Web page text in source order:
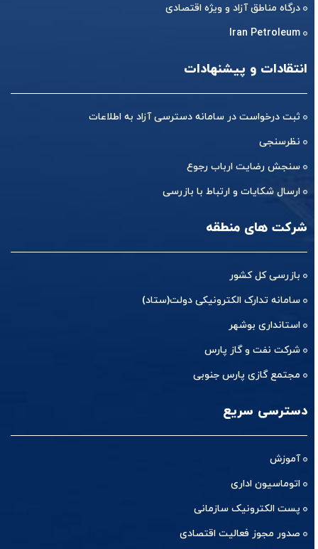
درگاه مناطق آزاد و ویژه اقتصادی
Iran Petroleum
انتقادات و پیشنهادات
ثبت درخواست در سامانه دسترسی آزاد به اطلاعات
نظرسنجی
سنجش رضایت ارباب رجوع
ارسال شکایات و ارتباط با بازرسی
شرکت های منطقه
بازرسی کل کشور
سامانه تدارک الکترونیکی دولت(ستاد)
استانداری بوشهر
شرکت نفت و گاز پارس
مجتمع گازی پارس جنوبی
دسترسی سریع
آموزش
اتوماسیون اداری
پست الکترونیک سازمانی
صدور مجوز فعالیت اقتصادی